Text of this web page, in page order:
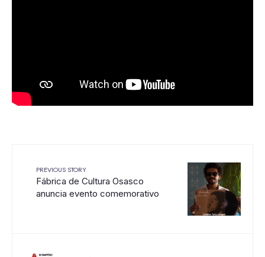
PREVIOUS STORY
Fábrica de Cultura Osasco
anuncia evento comemorativo